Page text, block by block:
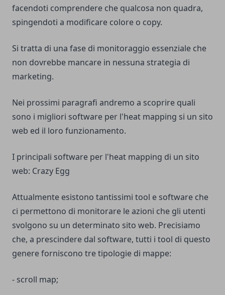
facendoti comprendere che qualcosa non quadra,
spingendoti a modificare colore o copy.
Si tratta di una fase di monitoraggio essenziale che
non dovrebbe mancare in nessuna strategia di
marketing.
Nei prossimi paragrafi andremo a scoprire quali
sono i migliori software per l'heat mapping si un sito
web ed il loro funzionamento.
I principali software per l'heat mapping di un sito
web: Crazy Egg
Attualmente esistono tantissimi tool e software che
ci permettono di monitorare le azioni che gli utenti
svolgono su un determinato sito web. Precisiamo
che, a prescindere dal software, tutti i tool di questo
genere forniscono tre tipologie di mappe:
- scroll map;